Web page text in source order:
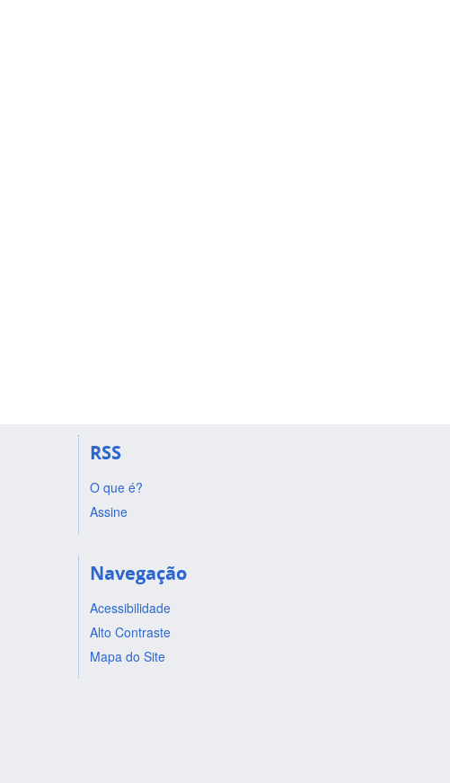
RSS
O que é?
Assine
Navegação
Acessibilidade
Alto Contraste
Mapa do Site